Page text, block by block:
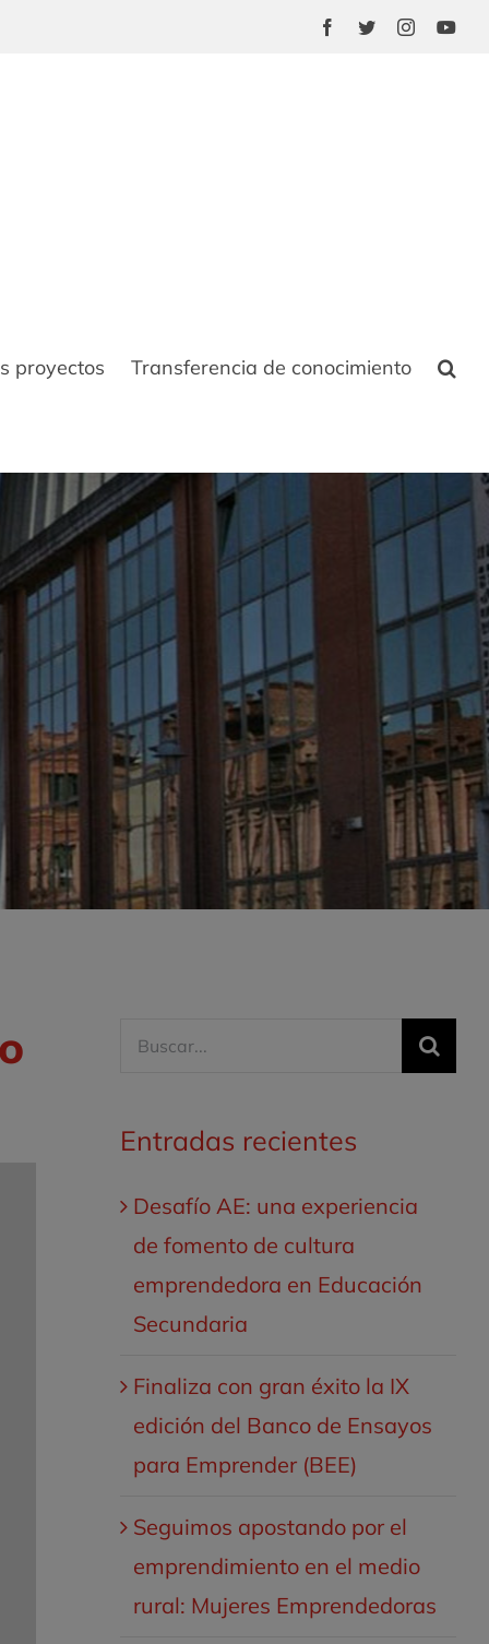
Facebook
TwitterInstagram
proyectos Transferencia de conocimiento
Buscar:
Entradas recientes
Desafío AE: una experiencia
de fomento de cultura
emprendedora en Educación
Secundaria
Finaliza con gran éxito la IX
edición del Banco de Ensayos
para Emprender (BEE)
Seguimos apostando por el
emprendimiento en el medio
rural: Mujeres Emprendedoras